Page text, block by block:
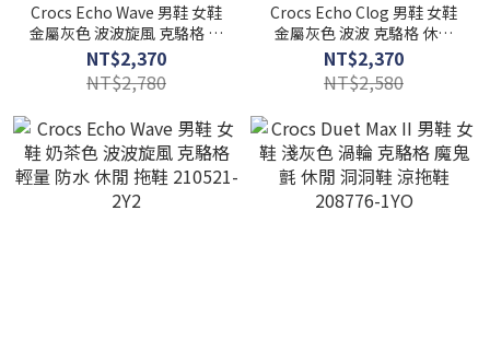
Crocs Echo Wave 男鞋 女鞋
金屬灰色 波波旋風 克駱格 輕
量 防水 休閒 拖鞋 214111-
1FS
NT$2,370
NT$2,780
Crocs Echo Clog 男鞋 女鞋
金屬灰色 波波 克駱格 休閒
洞洞鞋 涼拖鞋 214109-1FS
NT$2,370
NT$2,580